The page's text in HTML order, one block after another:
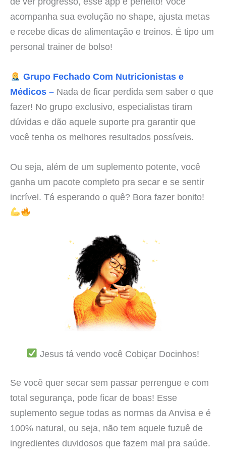
acompanha sua evolução no shape, ajusta metas
e recebe dicas de alimentação e treinos. É tipo um
personal trainer de bolso!
Grupo Fechado Com Nutricionistas e
Médicos – Nada de ficar perdida sem saber o que
fazer! No grupo exclusivo, especialistas tiram
dúvidas e dão aquele suporte pra garantir que
você tenha os melhores resultados possíveis.
Ou seja, além de um suplemento potente, você
ganha um pacote completo pra secar e se sentir
incrível. Tá esperando o quê? Bora fazer bonito!
Jesus tá vendo você Cobiçar Docinhos!
Se você quer secar sem passar perrengue e com
total segurança, pode ficar de boas! Esse
suplemento segue todas as normas da Anvisa e é
100% natural, ou seja, não tem aquele fuzuê de
ingredientes duvidosos que fazem mal pra saúde.